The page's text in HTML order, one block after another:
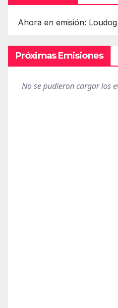
Ahora en emisión:
Próximas Emisiones